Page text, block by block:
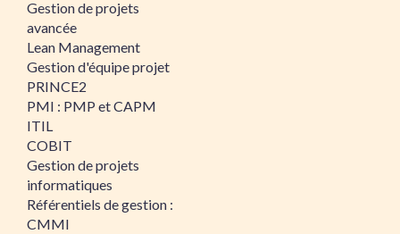
Gestion de projets
avancée
Lean Management
Gestion d'équipe projet
PRINCE2
PMI : PMP et CAPM
ITIL
COBIT
Gestion de projets
informatiques
Référentiels de gestion :
CMMI